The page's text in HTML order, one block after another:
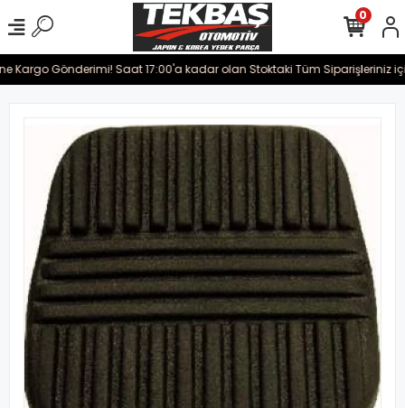
Kargo Gönderimi! Saat 17:00'a kadar olan Stoktaki Tüm Siparişleriniz
0